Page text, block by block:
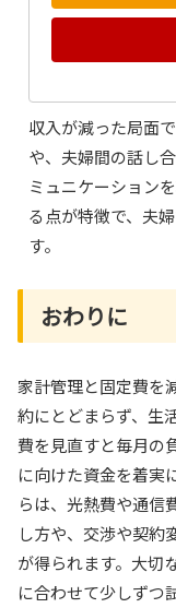
収入が減った局面
や、夫婦間の話し
ミュニケーション
る点が特徴で、夫
す。
おわりに
家計管理と固定費を
約にとどまらず、生
費を見直すと毎月の
に向けた資金を着実
らは、光熱費や通信
し方や、交渉や契約
が得られます。大切
に合わせて少しずつ